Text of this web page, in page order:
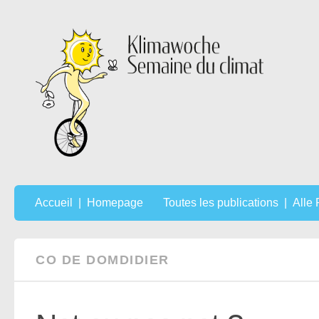
Accueil | Homepage Toutes les publications | Alle
CO DE DOMDIDIER